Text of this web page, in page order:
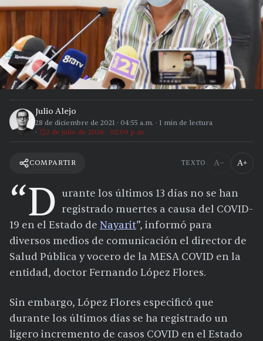
Julio Alejo
28 de diciembre de 2021 · 04:55 a.m. · 1 min de lectura
2 de julio de 2026 · 02:09 p.m.
COMPARTIR TEXTO A− A+
“D urante los últimos 13 días no se han
registrado muertes a causa del COVID-
19 en el Estado de Nayarit”, informó para
diversos medios de comunicación el director de
Salud Pública y vocero de la MESA COVID en la
entidad, doctor Fernando López Flores.
Sin embargo, López Flores especificó que
durante los últimos días se ha registrado un
ligero incremento de casos COVID en el Estado